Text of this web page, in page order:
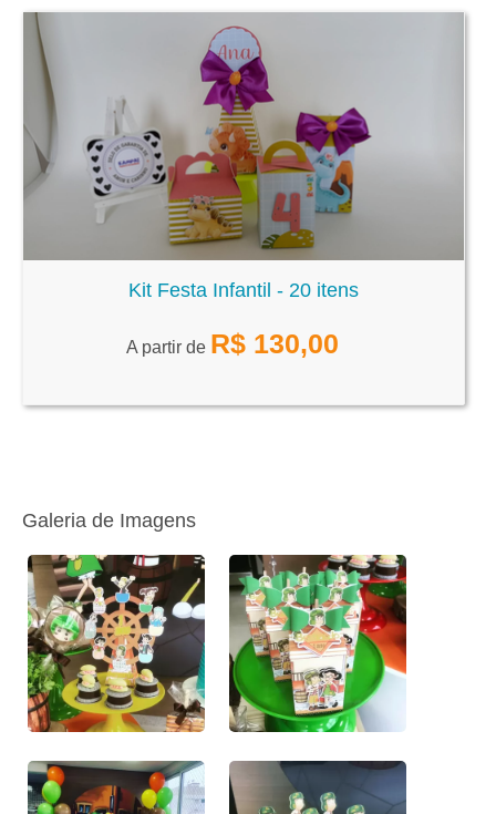
Kit Festa Infantil - 20 itens
A partir de R$ 130,00
Galeria de Imagens